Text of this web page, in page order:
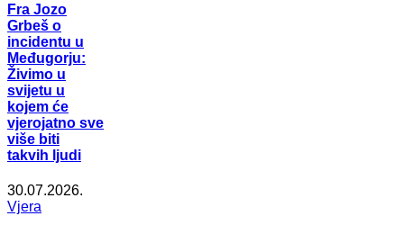
Fra Jozo
Grbeš o
incidentu u
Međugorju:
Živimo u
svijetu u
kojem će
vjerojatno sve
više biti
takvih ljudi
30.07.2026.
Vjera